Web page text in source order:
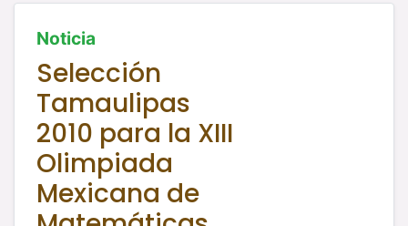
Noticia
Selección
Tamaulipas
2010 para la XIII
Olimpiada
Mexicana de